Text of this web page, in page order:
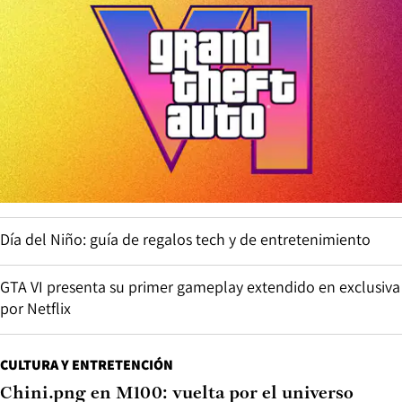
Día del Niño: guía de regalos tech y de entretenimiento
GTA VI presenta su primer gameplay extendido en exclusiva
por Netflix
CULTURA Y ENTRETENCIÓN
Chini.png en M100: vuelta por el universo